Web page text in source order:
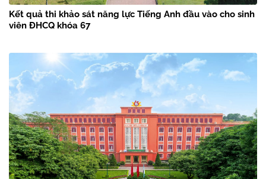
Kết quả thi khảo sát năng lực Tiếng Anh đầu vào cho sinh
viên ĐHCQ khóa 67